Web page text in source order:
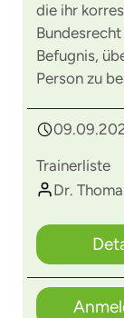
die ihr
Befugnis,
Person zu
Trainerliste
Dr.